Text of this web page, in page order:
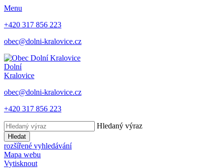
Menu
+420 317 856 223
obec@dolni-kralovice.cz
Dolní
Kralovice
obec@dolni-kralovice.cz
+420 317 856 223
Hledaný výraz
Hledat
rozšířené vyhledávání
Mapa webu
Vytisknout